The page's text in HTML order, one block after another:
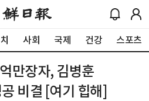
사회 국제 건강 스포츠
만장자, 김병훈
비결 [여기 힙해]